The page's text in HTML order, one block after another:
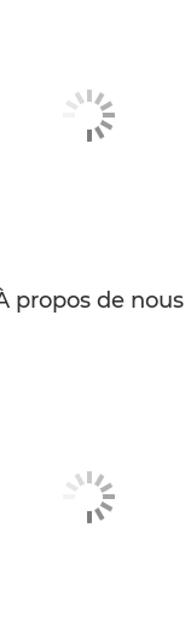
propos de nous